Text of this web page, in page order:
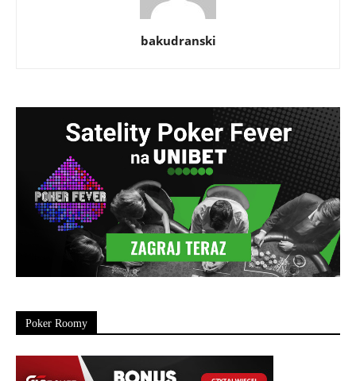
bakudranski
Poker Roomy